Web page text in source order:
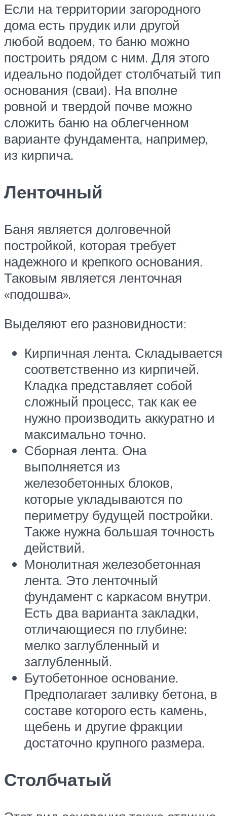
Если на территории загородного
дома есть прудик или другой
любой водоем, то баню можно
построить рядом с ним. Для этого
идеально подойдет столбчатый тип
основания (сваи). На вполне
ровной и твердой почве можно
сложить баню на облегченном
варианте фундамента, например,
из кирпича.
Ленточный
Баня является долговечной
постройкой, которая требует
надежного и крепкого основания.
Таковым является ленточная
«подошва».
Выделяют его разновидности:
Кирпичная лента. Складывается
соответственно из кирпичей.
Кладка представляет собой
сложный процесс, так как ее
нужно производить аккуратно и
максимально точно.
Сборная лента. Она
выполняется из
железобетонных блоков,
которые укладываются по
периметру будущей постройки.
Также нужна большая точность
действий.
Монолитная железобетонная
лента. Это ленточный
фундамент с каркасом внутри.
Есть два варианта закладки,
отличающиеся по глубине:
мелко заглубленный и
заглубленный.
Бутобетонное основание.
Предполагает заливку бетона, в
составе которого есть камень,
щебень и другие фракции
достаточно крупного размера.
Столбчатый